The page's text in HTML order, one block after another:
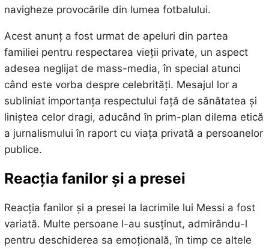
navigheze provocările din lumea fotbalului.
Acest anunț a fost urmat de apeluri din partea
familiei pentru respectarea vieții private, un aspect
adesea neglijat de mass-media, în special atunci
când este vorba despre celebrități. Mesajul lor a
subliniat importanța respectului față de sănătatea și
liniștea celor dragi, aducând în prim-plan dilema etică
a jurnalismului în raport cu viața privată a persoanelor
publice.
Reacția fanilor și a presei
Reacția fanilor și a presei la lacrimile lui Messi a fost
variată. Multe persoane l-au susținut, admirându-l
pentru deschiderea sa emoțională, în timp ce altele